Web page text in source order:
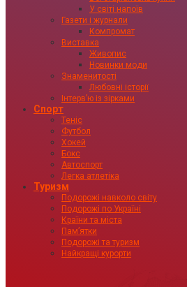
У світі напоїв
Газети і журнали
Компромат
Виставка
Живопис
Новинки моди
Знаменитості
Любовні історії
Інтервʼю із зірками
Спорт
Теніс
Футбол
Хокей
Бокс
Автоспорт
Легка атлетіка
Туризм
Подорожі навколо світу
Подорожі по Україні
Країни та міста
Пам’ятки
Подорожі та туризм
Найкращі курорти